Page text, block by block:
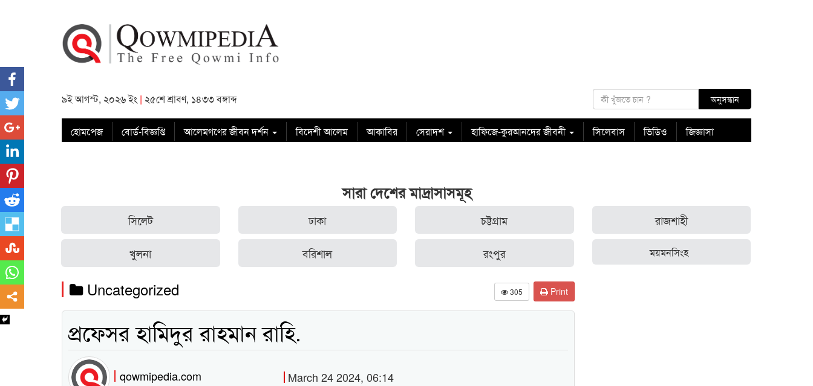
৯ই আগস্ট, ২০২৬ ইং | ২৫শে শ্রাবণ, ১৪৩৩ বঙ্গাব্দ
হোমপেজ বোর্ড-বিজ্ঞপ্তি আলেমগণের জীবন দর্শন বিদেশী আলেম আকাবির সেরাদশ হাফিজে-কুরআনদের জীবনী সিলেবাস ভিডিও জিজ্ঞাসা
সারা দেশের মাদ্রাসাসমূহ
সিলেট ঢাকা চট্টগ্রাম রাজশাহী
খুলনা বরিশাল রংপুর ময়মনসিংহ
Uncategorized 305 Print
প্রফেসর হামিদুর রাহমান রাহি.
qowmipedia.com March 24 2024, 06:14